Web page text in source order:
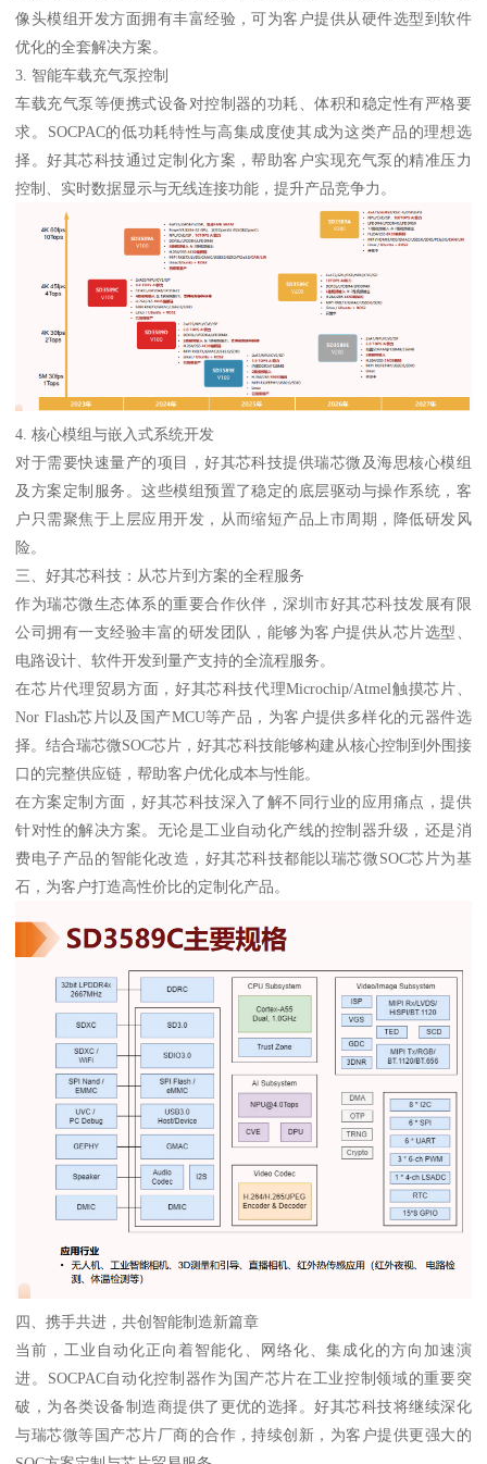
像头模组开发方面拥有丰富经验，可为客户提供从硬件选型到软件
优化的全套解决方案。
3. 智能车载充气泵控制
车载充气泵等便携式设备对控制器的功耗、体积和稳定性有严格要
求。SOCPAC的低功耗特性与高集成度使其成为这类产品的理想选
择。好其芯科技通过定制化方案，帮助客户实现充气泵的精准压力
控制、实时数据显示与无线连接功能，提升产品竞争力。
4. 核心模组与嵌入式系统开发
对于需要快速量产的项目，好其芯科技提供瑞芯微及海思核心模组
及方案定制服务。这些模组预置了稳定的底层驱动与操作系统，客
户只需聚焦于上层应用开发，从而缩短产品上市周期，降低研发风
险。
三、好其芯科技：从芯片到方案的全程服务
作为瑞芯微生态体系的重要合作伙伴，深圳市好其芯科技发展有限
公司拥有一支经验丰富的研发团队，能够为客户提供从芯片选型、
电路设计、软件开发到量产支持的全流程服务。
在芯片代理贸易方面，好其芯科技代理Microchip/Atmel触摸芯片、
Nor Flash芯片以及国产MCU等产品，为客户提供多样化的元器件选
择。结合瑞芯微SOC芯片，好其芯科技能够构建从核心控制到外围接
口的完整供应链，帮助客户优化成本与性能。
在方案定制方面，好其芯科技深入了解不同行业的应用痛点，提供
针对性的解决方案。无论是工业自动化产线的控制器升级，还是消
费电子产品的智能化改造，好其芯科技都能以瑞芯微SOC芯片为基
石，为客户打造高性价比的定制化产品。
四、携手共进，共创智能制造新篇章
当前，工业自动化正向着智能化、网络化、集成化的方向加速演
进。SOCPAC自动化控制器作为国产芯片在工业控制领域的重要突
破，为各类设备制造商提供了更优的选择。好其芯科技将继续深化
与瑞芯微等国产芯片厂商的合作，持续创新，为客户提供更强大的